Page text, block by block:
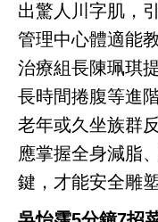
出驚人川字肌，
管理中心體適能
治療組長陳珮琪
長時間捲腹等進
老年或久坐族群
應掌握全身減脂
鍵，才能安全雕